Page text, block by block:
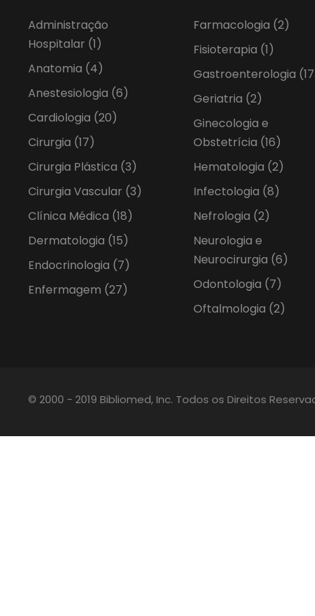
Administração
Hospitalar (1)
Anatomia (4)
Anestesiologia (6)
Cardiologia (20)
Cirurgia (17)
Cirurgia Plástica (3)
Cirurgia Vascular (3)
Clínica Médica (18)
Dermatologia (15)
Endocrinologia (7)
Enfermagem (27)
Farmacologia (2)
Fisioterapia (1)
Gastroenterologia
Geriatria (2)
Ginecologia e
Obstetrícia (16)
Hematologia (2)
Infectologia (8)
Nefrologia (2)
Neurologia e
Neurocirurgia (6)
Odontologia (7)
Oftalmologia (2)
© 2000 - 2019 Bibliomed, Inc. Todos os Direitos